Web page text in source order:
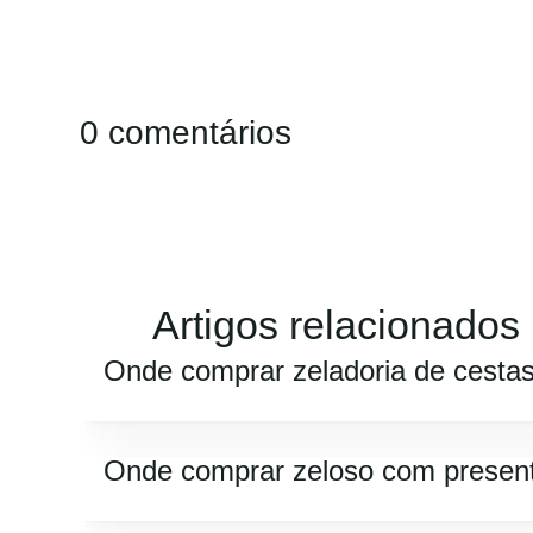
0 comentários
Artigos relacionados
Onde comprar zeladoria de
Onde comprar zeloso com